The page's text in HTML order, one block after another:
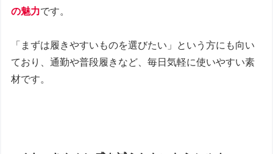
の魅力です。
「まずは履きやすいものを選びたい」という方にも向い
ており、通勤や普段履きなど、毎日気軽に使いやすい素
材です。